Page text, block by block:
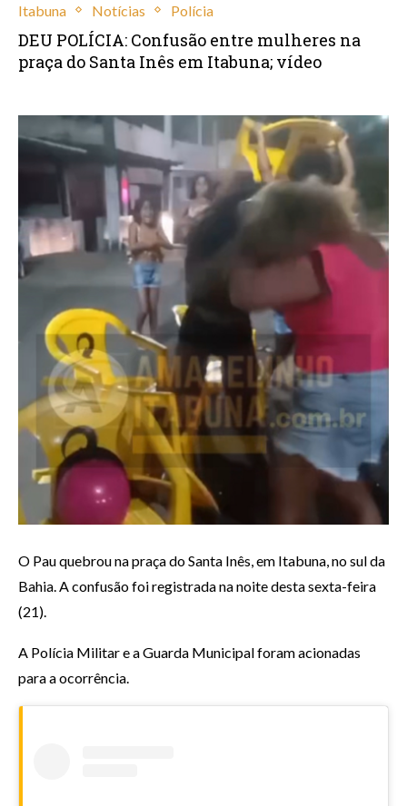
Itabuna Notícias Polícia
DEU POLÍCIA: Confusão entre mulheres na
praça do Santa Inês em Itabuna; vídeo
O Pau quebrou na praça do Santa Inês, em Itabuna, no sul da
Bahia. A confusão foi registrada na noite desta sexta-feira
(21).
A Polícia Militar e a Guarda Municipal foram acionadas
para a ocorrência.